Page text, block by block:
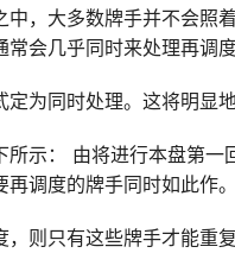
中，大多数牌手并不会照
会几乎同时来处理再调度
定为同时处理。这将明显
所示： 由将进行本盘第
调度的牌手同时如此作
，则只有这些牌手才能重